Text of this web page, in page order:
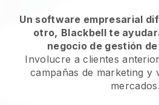
Un software empresarial
otro, Blackbell te
negocio de gestión
Involucre a clientes
campañas de marketing y
mercados.